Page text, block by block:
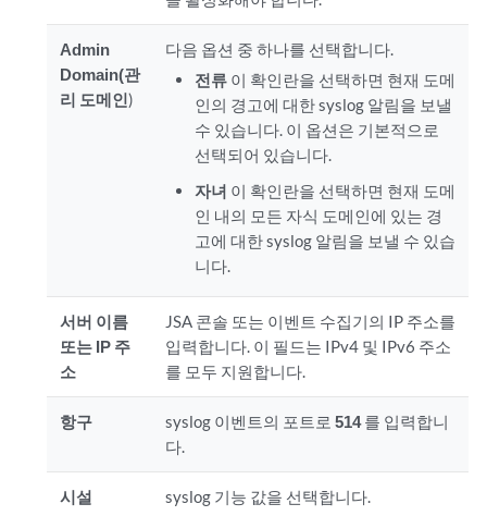
Admin
Domain(관
리 도메인)
다음 옵션 중 하나를 선택합니다.
전류 이 확인란을 선택하면 현재 도메
인의 경고에 대한 syslog 알림을 보낼
수 있습니다. 이 옵션은 기본적으로
선택되어 있습니다.
자녀 이 확인란을 선택하면 현재 도메
인 내의 모든 자식 도메인에 있는 경
고에 대한 syslog 알림을 보낼 수 있습
니다.
서버 이름
또는 IP 주
소
JSA 콘솔 또는 이벤트 수집기의 IP 주소를
입력합니다. 이 필드는 IPv4 및 IPv6 주소
를 모두 지원합니다.
항구 syslog 이벤트의 포트로 514를 입력합니
다.
시설 syslog 기능 값을 선택합니다.